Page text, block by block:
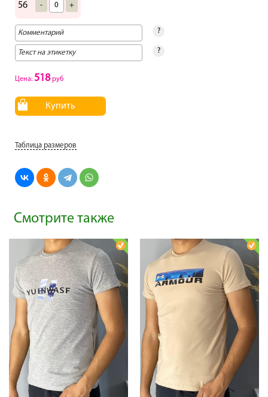
56 - +
?
?
Цена: 518руб
Купить
Таблица размеров
Смотрите также